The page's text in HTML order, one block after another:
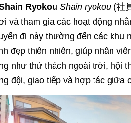
Ryokou Shain ryokou(社
và tham gia các hoạt động
đi này thường đến các khu
đẹp thiên nhiên, giúp nhân
như thử thách ngoài trời, hội
đội, giao tiếp và hợp tác giữa